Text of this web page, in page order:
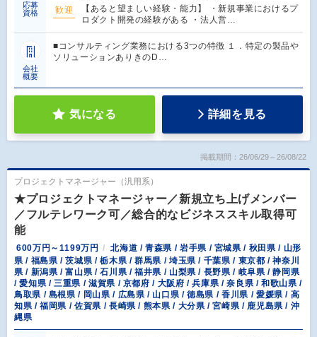
応募
資格
歓迎
【あると望ましい経験・能力】 ・新規事業におけるプ
ロダクト開発の経験がある ・法人営…
会社
概要
■コンサルティング業務における3つの特徴 １．特定の製品や
ソリューションありきのD…
気になる 詳細を見る
掲載期間：26/06/29～26/08/22
プロジェクトマネージャー（汎用系）
★プロジェクトマネージャー／新規立ち上げメンバー
／フルテレワーク可／総合的なビジネススキル取得可
能
600万円～1199万円
北海道 / 青森県 / 岩手県 / 宮城県 / 秋田県 / 山形
県 / 福島県 / 茨城県 / 栃木県 / 群馬県 / 埼玉県 / 千葉県 / 東京都 / 神奈川
県 / 新潟県 / 富山県 / 石川県 / 福井県 / 山梨県 / 長野県 / 岐阜県 / 静岡県
/ 愛知県 / 三重県 / 滋賀県 / 京都府 / 大阪府 / 兵庫県 / 奈良県 / 和歌山県 /
鳥取県 / 島根県 / 岡山県 / 広島県 / 山口県 / 徳島県 / 香川県 / 愛媛県 / 高
知県 / 福岡県 / 佐賀県 / 長崎県 / 熊本県 / 大分県 / 宮崎県 / 鹿児島県 / 沖
縄県